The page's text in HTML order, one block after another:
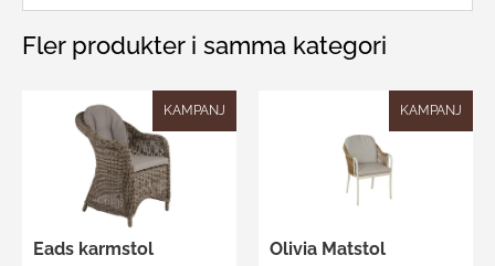
Fler produkter i samma kategori
KAMPANJ
Eads karmstol
KAMPANJ
Olivia Matstol